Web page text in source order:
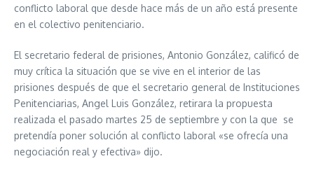
conflicto laboral que desde hace más de un año está presente
en el colectivo penitenciario.
El secretario federal de prisiones, Antonio González, calificó de
muy crítica la situación que se vive en el interior de las
prisiones después de que el secretario general de Instituciones
Penitenciarias, Angel Luis González, retirara la propuesta
realizada el pasado martes 25 de septiembre y con la que se
pretendía poner solución al conflicto laboral «se ofrecía una
negociación real y efectiva» dijo.